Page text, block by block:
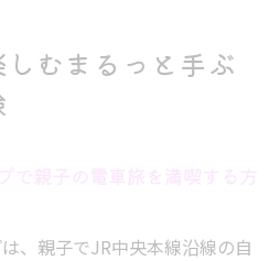
キャンプが子供の自然体験
むまるっと手ぶ
、親子でJR中央本線沿線の自